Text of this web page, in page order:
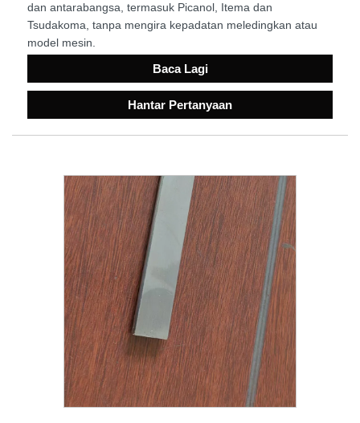
dan antarabangsa, termasuk Picanol, Itema dan
Tsudakoma, tanpa mengira kepadatan meledingkan atau
model mesin.
Baca Lagi
Hantar Pertanyaan